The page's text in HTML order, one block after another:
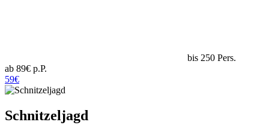
bis 250 Pers.
ab 89€ p.P.
59€
Schnitzeljagd